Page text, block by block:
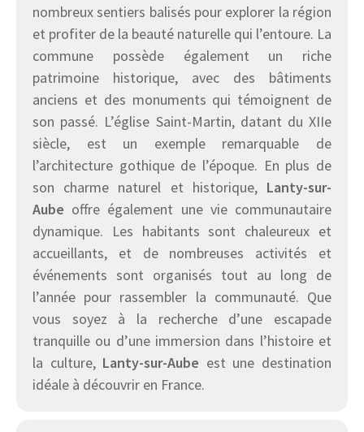
nombreux sentiers balisés pour explorer la région
et profiter de la beauté naturelle qui l’entoure. La
commune possède également un riche
patrimoine historique, avec des bâtiments
anciens et des monuments qui témoignent de
son passé. L’église Saint-Martin, datant du XIIe
siècle, est un exemple remarquable de
l’architecture gothique de l’époque. En plus de
son charme naturel et historique, Lanty-sur-
Aube offre également une vie communautaire
dynamique. Les habitants sont chaleureux et
accueillants, et de nombreuses activités et
événements sont organisés tout au long de
l’année pour rassembler la communauté. Que
vous soyez à la recherche d’une escapade
tranquille ou d’une immersion dans l’histoire et
la culture, Lanty-sur-Aube est une destination
idéale à découvrir en France.